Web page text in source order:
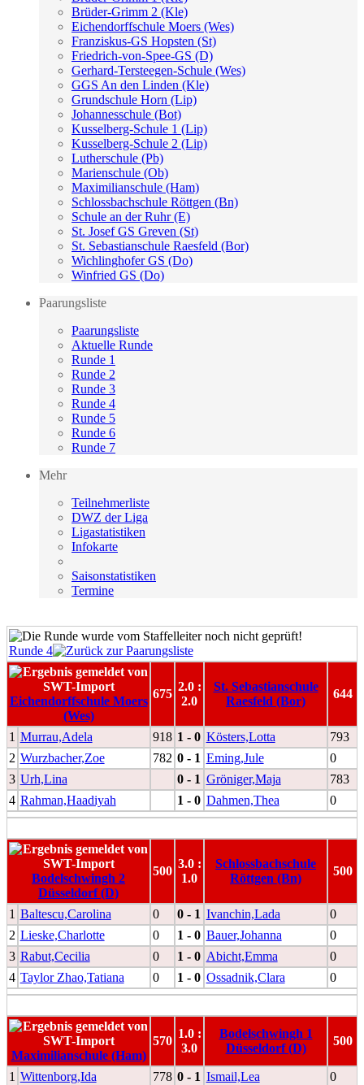
Brüder-Grimm 2 (Kle)
Eichendorffschule Moers (Wes)
Franziskus-GS Hopsten (St)
Friedrich-von-Spee-GS (D)
Gerhard-Tersteegen-Schule (Wes)
GGS An den Linden (Kle)
Grundschule Horn (Lip)
Johannesschule (Bot)
Kusselberg-Schule 1 (Lip)
Kusselberg-Schule 2 (Lip)
Lutherschule (Pb)
Marienschule (Ob)
Maximilianschule (Ham)
Schlossbachschule Röttgen (Bn)
Schule an der Ruhr (E)
St. Josef GS Greven (St)
St. Sebastianschule Raesfeld (Bor)
Wichlinghofer GS (Do)
Winfried GS (Do)
Paarungsliste
Paarungsliste
Aktuelle Runde
Runde 1
Runde 2
Runde 3
Runde 4
Runde 5
Runde 6
Runde 7
Mehr
Teilnehmerliste
DWZ der Liga
Ligastatistiken
Infokarte
Saisonstatistiken
Termine
Runde 4
Eichendorffschule Moers
(Wes)
675
2.0 :
2.0
St. Sebastianschule
Raesfeld (Bor)
644
1 Murrau,Adela 918 1 - 0 Kösters,Lotta
793
2 Wurzbacher,Zoe 782 0 - 1 Eming,Jule
0
3 Urh,Lina 0 - 1 Gröniger,Maja
783
4 Rahman,Haadiyah 1 - 0 Dahmen,Thea 0
Bodelschwingh 2
Düsseldorf (D)
500
3.0 :
1.0
Schlossbachschule
Röttgen (Bn)
500
1 Baltescu,Carolina 0 0 - 1 Ivanchin,Lada
0
2 Lieske,Charlotte 0 1 - 0 Bauer,Johanna
0
3 Rabut,Cecilia 0 1 - 0 Abicht,Emma
0
4 Taylor Zhao,Tatiana 0 1 - 0 Ossadnik,Clara 0
Maximilianschule (Ham)
570
1.0 :
3.0
Bodelschwingh 1
Düsseldorf (D)
500
1 Wittenborg,Ida 778 0 - 1 Ismail,Lea
0